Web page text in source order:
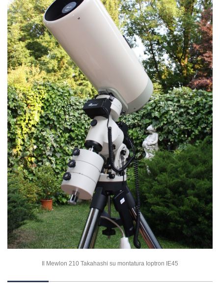
Il Mewlon 210 Takahashi su montatura Ioptron IE45